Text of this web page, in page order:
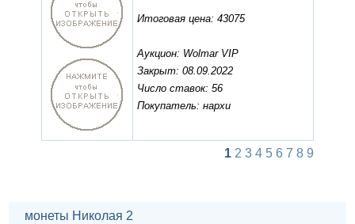
Итоговая цена: 43075
Аукцион: Wolmar VIP
Закрыт: 08.09.2022
Число ставок: 56
Покупатель: нархи
1 2 3 4 5 6 7 8 9
монеты Николая 2